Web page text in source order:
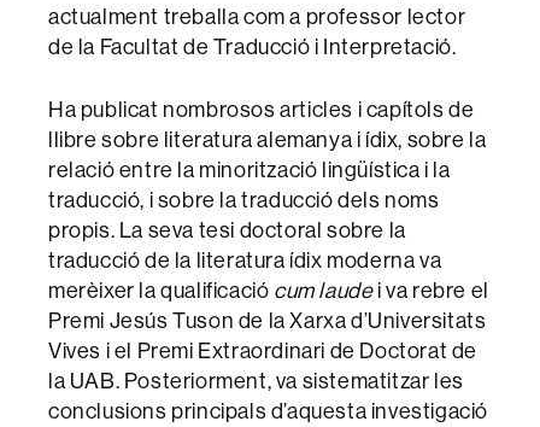
actualment treballa com a professor lector
de la Facultat de Traducció i Interpretació.
Ha publicat nombrosos articles i capítols de
llibre sobre literatura alemanya i ídix, sobre la
relació entre la minorització lingüística i la
traducció, i sobre la traducció dels noms
propis. La seva tesi doctoral sobre la
traducció de la literatura ídix moderna va
merèixer la qualificació cum laude i va rebre el
Premi Jesús Tuson de la Xarxa d’Universitats
Vives i el Premi Extraordinari de Doctorat de
la UAB. Posteriorment, va sistematitzar les
conclusions principals d’aquesta investigació